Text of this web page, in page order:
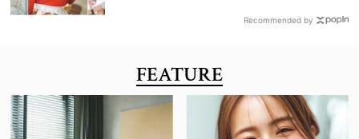
Recommended by
FEATURE